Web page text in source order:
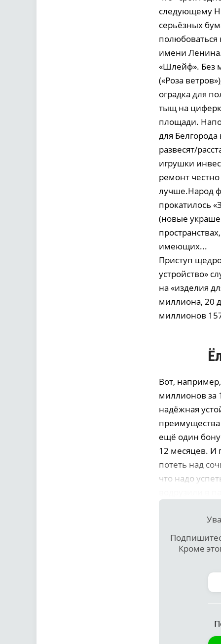
следующему
серьёзных
имени
«Шлейф». Без
(«Роза
оградка для
тыщ на
площади.
для
развесят/
игрушки
ремонт
лучше.Народ
прокатилось
(новые
имеющих...
Приступ
устройство»
на «изделия
миллиона, 20
миллионов
Вот,
миллионов за
надёжная
преимущества
ещё один
12 месяцев. И
потеть над
что надо
Кроме